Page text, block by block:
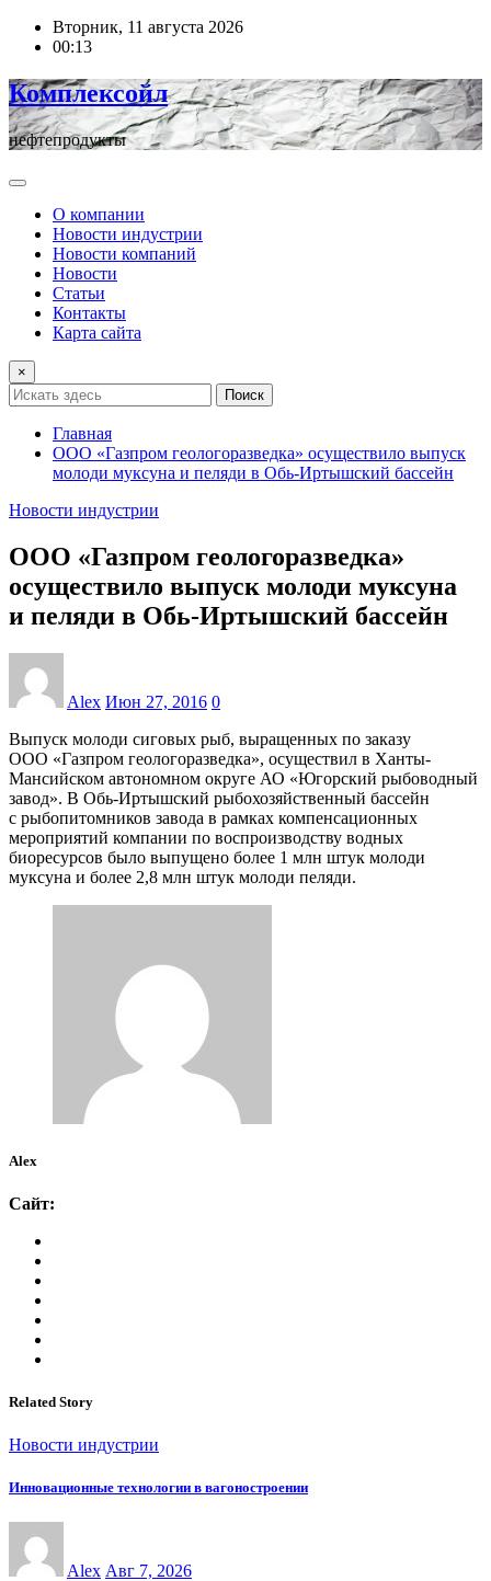
ПерейтиВторник, 11 августа 2026
00:13
Комплексойл
нефтепродукты
О компании
Новости индустрии
Новости компаний
Новости
Статьи
Контакты
Карта сайта
×
Поиск
Главная
ООО «Газпром геологоразведка» осуществило выпуск
молоди муксуна и пеляди в Обь-Иртышский бассейн
Новости индустрии
ООО «Газпром геологоразведка»
осуществило выпуск молоди муксуна
и пеляди в Обь-Иртышский бассейн
Alex Июн 27, 2016 0
Выпуск молоди сиговых рыб, выращенных по заказу
ООО «Газпром геологоразведка», осуществил в Ханты-
Мансийском автономном округе АО «Югорский рыбоводный
завод». В Обь-Иртышский рыбохозяйственный бассейн
с рыбопитомников завода в рамках компенсационных
мероприятий компании по воспроизводству водных
биоресурсов было выпущено более 1 млн штук молоди
муксуна и более 2,8 млн штук молоди пеляди.
Alex
Сайт:
Related Story
Новости индустрии
Инновационные технологии в вагоностроении
Alex Авг 7, 2026